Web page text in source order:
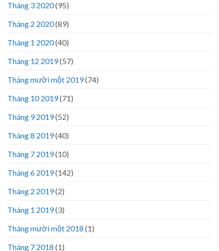
Tháng 3 2020(95)
Tháng 2 2020(89)
Tháng 1 2020(40)
Tháng 12 2019(57)
Tháng mười một 2019(74)
Tháng 10 2019(71)
Tháng 9 2019(52)
Tháng 8 2019(40)
Tháng 7 2019(10)
Tháng 6 2019(142)
Tháng 2 2019(2)
Tháng 1 2019(3)
Tháng mười một 2018 (1)
Tháng 7 2018 (1)